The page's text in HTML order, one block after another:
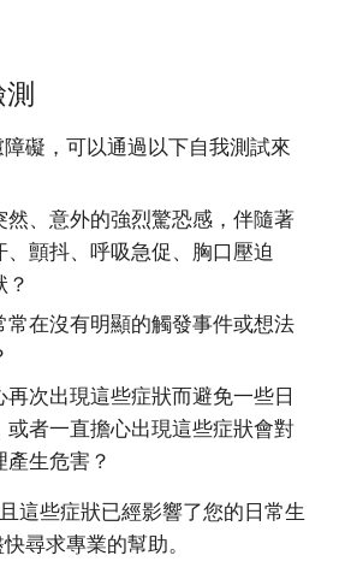
礙，可以通過以下自我測試來
然、意外的強烈驚恐感，伴隨著
顫抖、呼吸急促、胸口壓迫
常在沒有明顯的觸發事件或想法
次出現這些症狀而避免一些日
或者一直擔心出現這些症狀會對
生危害？
這些症狀已經影響了您的日常生
尋求專業的幫助。